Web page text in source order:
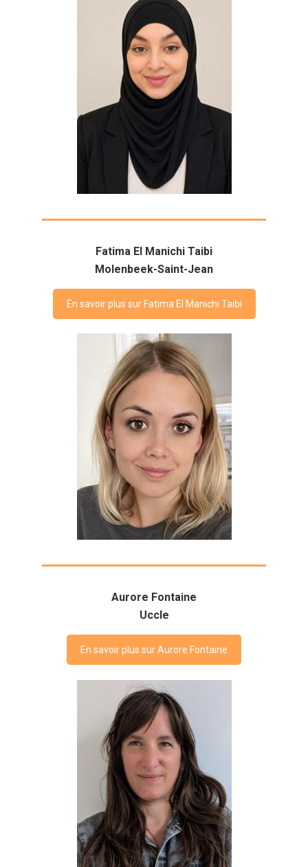
Fatima El Manichi Taibi
Molenbeek-Saint-Jean
En savoir plus sur Fatima El Manichi Taibi
Aurore Fontaine
Uccle
En savoir plus sur Aurore Fontaine